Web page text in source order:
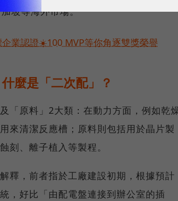
坡等海外市場。
業認證☀️100 MVP等你角逐雙獎榮譽
麼是「二次配」？
「原料」2大類：在動力方面，例如乾
來清潔反應槽；原料則包括用於晶片製
刻、離子植入等製程。
釋，前者指於工廠建設初期，根據預計
，好比「由配電盤連接到辦公室的插